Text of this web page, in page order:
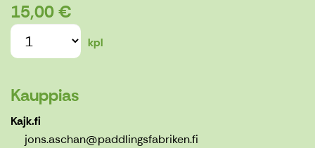
15,00 €
kpl
Kauppias
Kajk.fi
jons.aschan@paddlingsfabriken.fi